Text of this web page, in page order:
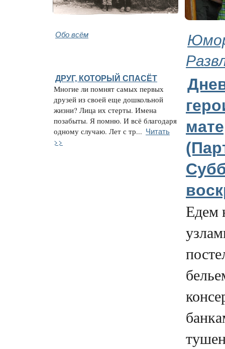
Обо всём
ДРУГ, КОТОРЫЙ СПАСЁТ
Многие ли помнят самых первых
друзей из своей еще дошкольной
жизни? Лица их стерты. Имена
позабыты. Я помню. И всё благодаря
одному случаю. Лет с тр... Читать
>>
Едем